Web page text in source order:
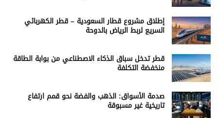
إطلاق مشروع قطار السعودية – قطر الكهربائي
السريع لربط الرياض بالدوحة
قطر تدخل سباق الذكاء الاصطناعي من بوابة الطاقة
منخفضة التكلفة
صدمة الأسواق: الذهب والفضة نحو قمم ارتفاع
تاريخية غير مسبوقة